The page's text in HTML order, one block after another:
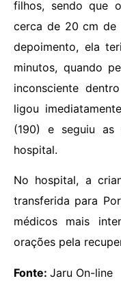
filhos, sendo que
cerca de 20 cm de
depoimento, ela
minutos, quando
inconsciente
ligou
(190) e seguiu as
hospital.
No hospital, a
transferida para
médicos mais
orações pela
Fonte: Jaru On-line